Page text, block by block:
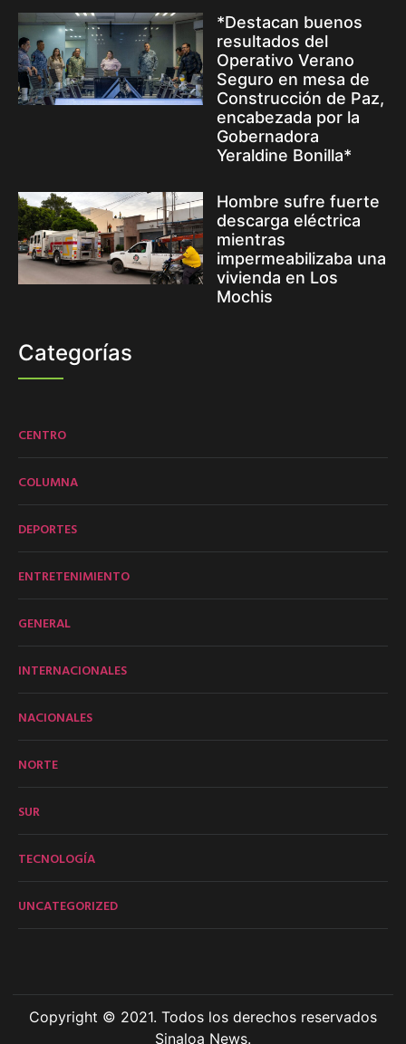
*Destacan buenos
resultados del
Operativo Verano
Seguro en mesa de
Construcción de Paz,
encabezada por la
Gobernadora
Yeraldine Bonilla*
Hombre sufre fuerte
descarga eléctrica
mientras
impermeabilizaba una
vivienda en Los
Mochis
Categorías
CENTRO
COLUMNA
DEPORTES
ENTRETENIMIENTO
GENERAL
INTERNACIONALES
NACIONALES
NORTE
SUR
TECNOLOGÍA
UNCATEGORIZED
Copyright © 2021. Todos los derechos reservados
Sinaloa News.